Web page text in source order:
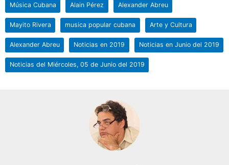
Música Cubana Alain Pérez Alexander Abreu
Mayito Rivera musica popular cubana Arte y Cultura
Alexander Abreu Noticias en 2019 Noticias en Junio del 2019
Noticias del Miércoles, 05 de Junio del 2019